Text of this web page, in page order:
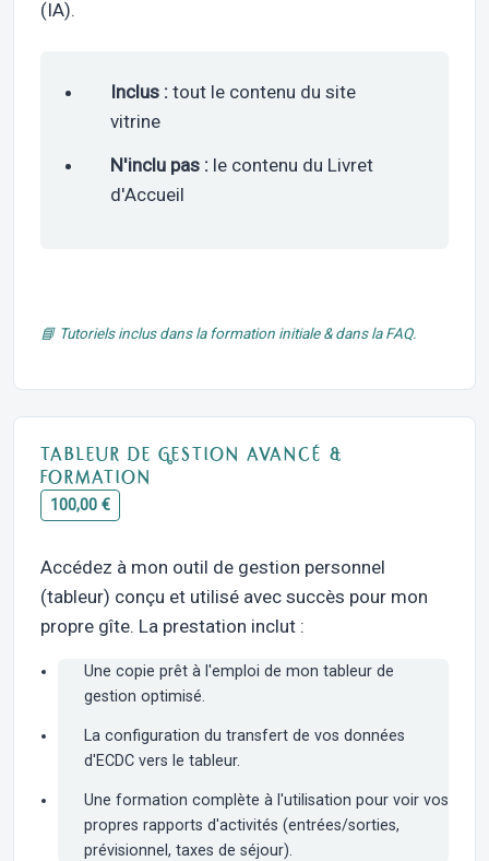
(IA).
Inclus : tout le contenu du site
vitrine
N'inclu pas : le contenu du Livret
d'Accueil
📘 Tutoriels inclus dans la formation initiale & dans la FAQ.
TABLEUR DE GESTION AVANCÉ &
FORMATION
100,00 €
Accédez à mon outil de gestion personnel
(tableur) conçu et utilisé avec succès pour mon
propre gîte. La prestation inclut :
Une copie prêt à l'emploi de mon tableur de
gestion optimisé.
La configuration du transfert de vos données
d'ECDC vers le tableur.
Une formation complète à l'utilisation pour voir vos
propres rapports d'activités (entrées/sorties,
prévisionnel, taxes de séjour).